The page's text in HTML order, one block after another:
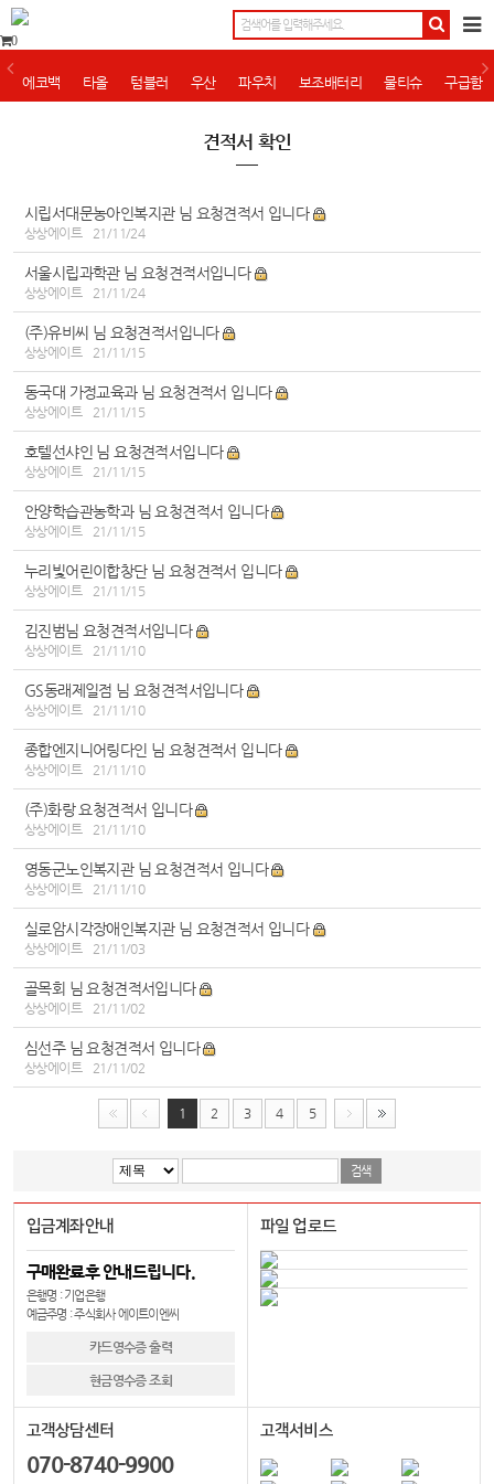
0
에코백 타올 텀블러 우산 파우치 보조배터리 물티슈 구급함
견적서 확인
시립서대문농아인복지관 님 요청견적서 입니다
상상에이트 21/11/24
서울시립과학관 님 요청견적서입니다
상상에이트 21/11/24
(주)유비씨 님 요청견적서입니다
상상에이트 21/11/15
동국대 가정교육과 님 요청견적서 입니다
상상에이트 21/11/15
호텔선샤인 님 요청견적서입니다
상상에이트 21/11/15
안양학습관농학과 님 요청견적서 입니다
상상에이트 21/11/15
누리빛어린이합창단 님 요청견적서 입니다
상상에이트 21/11/15
김진범님 요청견적서입니다
상상에이트 21/11/10
GS동래제일점 님 요청견적서입니다
상상에이트 21/11/10
종합엔지니어링다인 님 요청견적서 입니다
상상에이트 21/11/10
(주)화랑 요청견적서 입니다
상상에이트 21/11/10
영동군노인복지관 님 요청견적서 입니다
상상에이트 21/11/10
실로암시각장애인복지관 님 요청견적서 입니다
상상에이트 21/11/03
골목회 님 요청견적서입니다
상상에이트 21/11/02
심선주 님 요청견적서 입니다
상상에이트 21/11/02
1 2 3 4 5
입금계좌안내
구매완료후 안내드립니다.
은행명 : 기업은행
예금주명 : 주식회사 에이트이엔씨
카드영수증 출력
현금영수증 조회
파일 업로드
고객상담센터
070-8740-9900
고객서비스